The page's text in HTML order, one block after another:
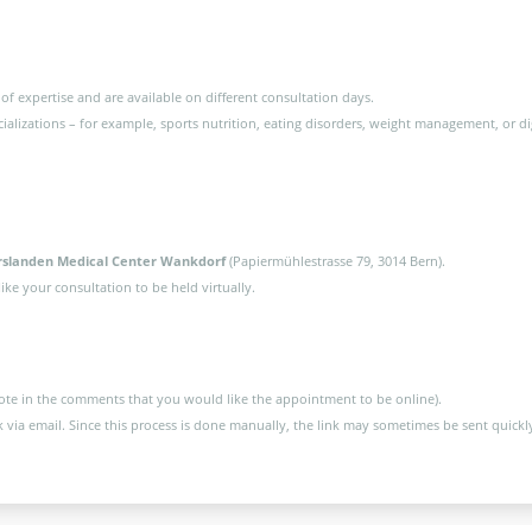
expertise and are available on different consultation days.
– for example, sports nutrition, eating disorders, weight management, or
Medical Center Wankdorf(Papiermühlestrasse 79, 3014 Bern).
your consultation to be held virtually.
in the comments that you would like the appointment to be online).
email. Since this process is done manually, the link may sometimes be sent